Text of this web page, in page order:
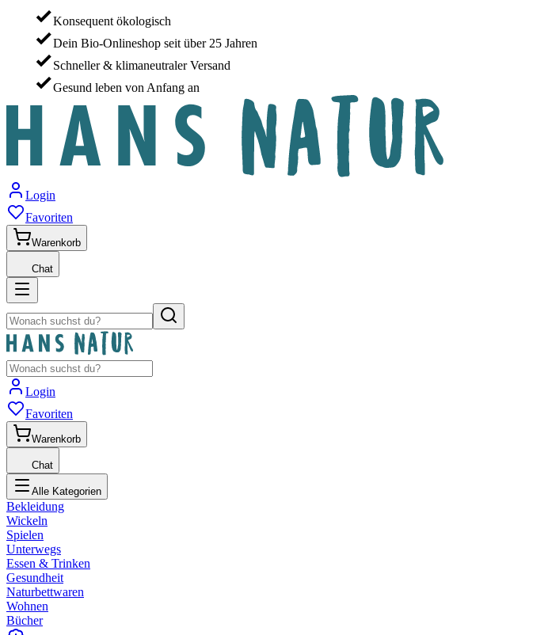
Konsequent ökologisch
Dein Bio-Onlineshop seit über 25 Jahren
Schneller & klimaneutraler Versand
Gesund leben von Anfang an
Login
Favoriten
Warenkorb
Chat
Login
Favoriten
Warenkorb
Chat
Alle Kategorien
Bekleidung
Wickeln
Spielen
Unterwegs
Essen & Trinken
Gesundheit
Naturbettwaren
Wohnen
Bücher